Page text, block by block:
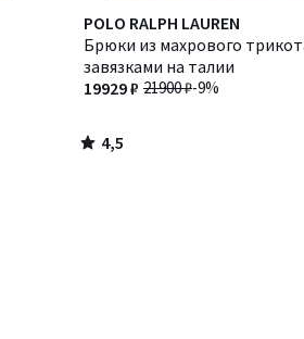
POLO RALPH LAUREN
Брюки из махрового
завязками на талии
21900 ₽-9%
19929 ₽
4,5
/ 5
4,5
/